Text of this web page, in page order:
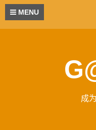
Skip
content
MENU
成